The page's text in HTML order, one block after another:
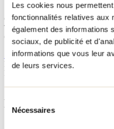
Les cookies nous
fonctionnalités relatives aux
également des informations
sociaux, de publicité et
informations que vous leur
de leurs services.
Sélection
Nécessaires
Saint-Michel-des-Saints
Chalets
TORO MICRO CLIMA
6-381 chemin de la Place-des-
Saint-Michel-des-Saints, QC
514 261-3599
No d'enregistrement307467
Besoin d'information?
Menu pied de page